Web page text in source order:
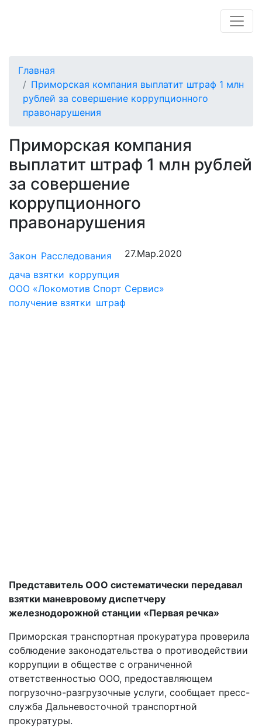
Главная
Приморская компания выплатит штраф 1 млн
рублей за совершение коррупционного
правонарушения
Приморская компания
выплатит штраф 1 млн рублей
за совершение
коррупционного
правонарушения
Закон Расследования
27.Мар.2020
дача взятки коррупция
ООО «Локомотив Спорт Сервис»
получение взятки штраф
Представитель ООО систематически передавал
взятки маневровому диспетчеру
железнодорожной станции «Первая речка»
Приморская транспортная прокуратура проверила
соблюдение законодательства о противодействии
коррупции в обществе с ограниченной
ответственностью ООО, предоставляющем
погрузочно-разгрузочные услуги, сообщает пресс-
служба Дальневосточной транспортной
прокуратуры.